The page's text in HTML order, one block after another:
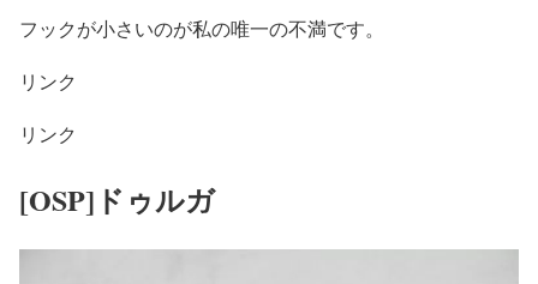
フックが小さいのが私の唯一の不満です。
リンク
リンク
[OSP]ドゥルガ